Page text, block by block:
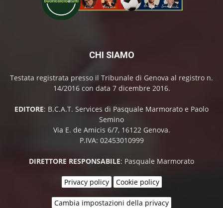
CHI SIAMO
Testata registrata presso il Tribunale di Genova al registro n.
14/2016 con data 7 dicembre 2016.
EDITORE: B.C.A.T. Services di Pasquale Marmorato e Paolo
Semino
Via E. de Amicis 6/7, 16122 Genova.
P.IVA: 02453010999
DIRETTORE RESPONSABILE: Pasquale Marmorato
Privacy policy Cookie policy
Cambia impostazioni della privacy